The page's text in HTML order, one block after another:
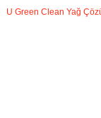
U Green Clean Yağ
Bu ürünün fiyat
konularda yetersiz